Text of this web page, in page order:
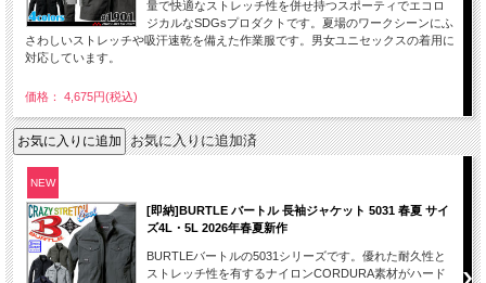
量で快適なストレッチ性を併せ持つスポーティでエコロ
ジカルなSDGsプロダクトです。夏場のワークシーンにふ
さわしいストレッチや吸汗速乾を備えた作業服です。男女ユニセックスの着用に
対応しています。
価格： 4,675円(税込)
お気に入りに追加済
NEW
[即納]BURTLE バートル 長袖ジャケット 5031 春夏 サイ
ズ4L・5L 2026年春夏新作
BURTLEバートルの5031シリーズです。優れた耐久性と
ストレッチ性を有するナイロンCORDURA素材がハード